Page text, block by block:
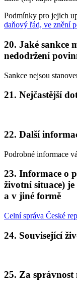
Podmínky pro jejich
daňový řád, ve znění
20. Jaké sankce
nedodržení
Sankce nejsou
21. Nejčastější
22. Další
Podrobné informace
23. Informace o
životní situace)
a v jiné formě
Celní správa České
24. Související
25. Za